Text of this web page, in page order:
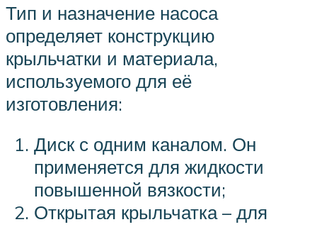
Тип и назначение насоса
определяет конструкцию
крыльчатки и материала,
используемого для её
изготовления:
Диск с одним каналом. Он
применяется для жидкости
повышенной вязкости;
Открытая крыльчатка – для